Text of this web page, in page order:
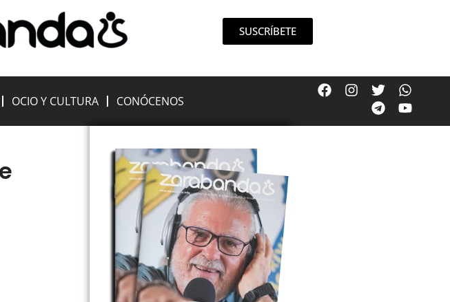
SUSCRÍBETE
OCIO Y CULTURA CONÓCENOS